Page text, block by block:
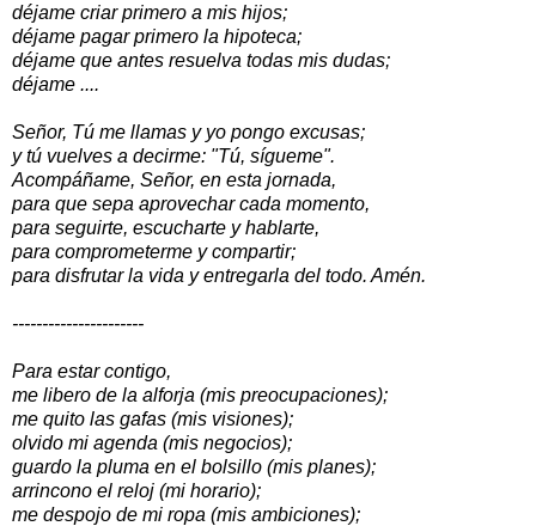
déjame criar primero a mis hijos;
déjame pagar primero la hipoteca;
déjame que antes resuelva todas mis dudas;
déjame ....
Señor, Tú me llamas y yo pongo excusas;
y tú vuelves a decirme: "Tú, sígueme".
Acompáñame, Señor, en esta jornada,
para que sepa aprovechar cada momento,
para seguirte, escucharte y hablarte,
para comprometerme y compartir;
para disfrutar la vida y entregarla del todo. Amén.
----------------------
Para estar contigo,
me libero de la alforja (mis preocupaciones);
me quito las gafas (mis visiones);
olvido mi agenda (mis negocios);
guardo la pluma en el bolsillo (mis planes);
arrincono el reloj (mi horario);
me despojo de mi ropa (mis ambiciones);